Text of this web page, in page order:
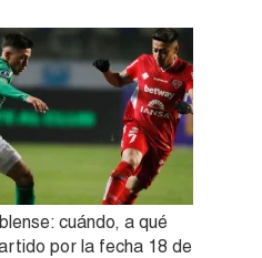
cuándo, a qué
por la fecha 18 de